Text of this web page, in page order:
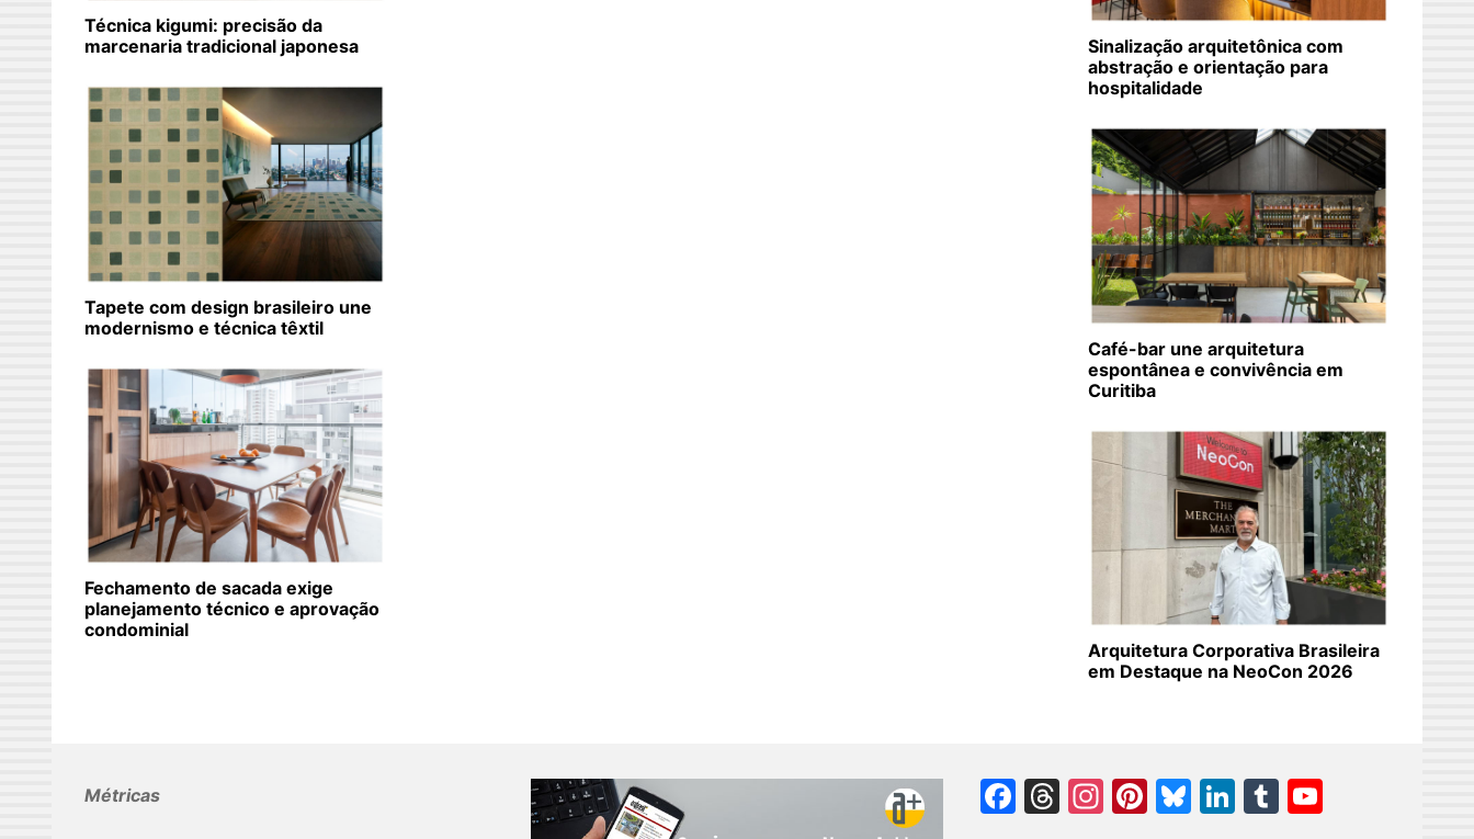
Técnica kigumi: precisão da
marcenaria tradicional japonesa
Tapete com design brasileiro une
modernismo e técnica têxtil
Fechamento de sacada exige
planejamento técnico e aprovação
condominial
Sinalização arquitetônica com
abstração e orientação para
hospitalidade
Café-bar une arquitetura
espontânea e convivência em
Curitiba
Arquitetura Corporativa Brasileira
em Destaque na NeoCon 2026
Métricas Facebook
Threads
Instagram
Pinterest
Bluesky
LinkedIn
Tumblr